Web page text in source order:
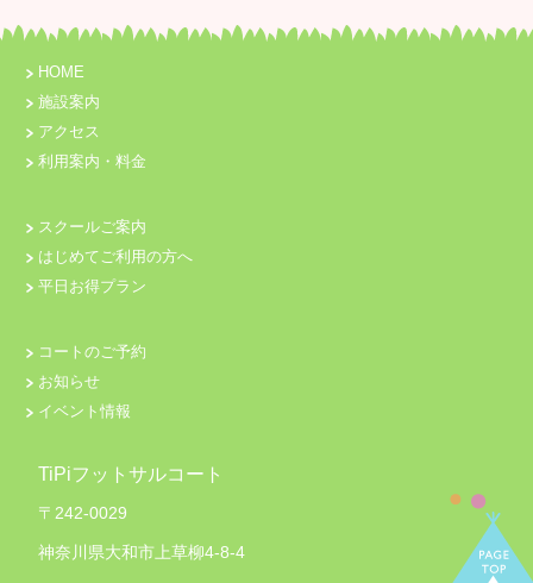
HOME
施設案内
アクセス
利用案内・料金
スクールご案内
はじめてご利用の方へ
平日お得プラン
コートのご予約
お知らせ
イベント情報
TiPiフットサルコート
〒242-0029
神奈川県大和市上草柳4-8-4